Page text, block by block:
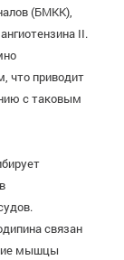
(БМКК),
II.
что приводит
с таковым
связан
мышцы